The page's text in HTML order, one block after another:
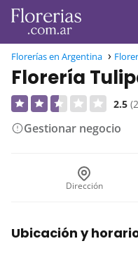
Florerías en Argentina
Florería
2.5
Gestionar negocio
Dirección
Ubicación y